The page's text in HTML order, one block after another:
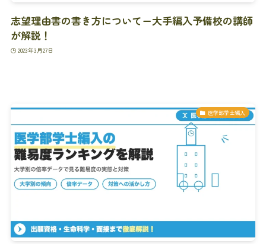
志望理由書の書き方についてー大手編入予備校の講師
が解説！
2023年3月27日
医学部学士編入